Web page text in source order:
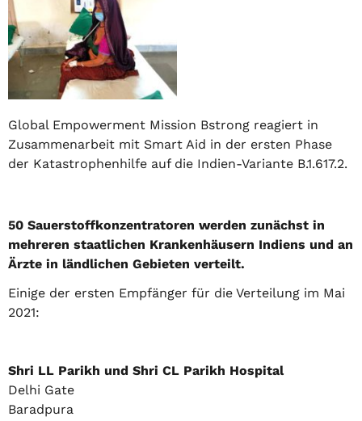
Global Empowerment Mission Bstrong reagiert in
Zusammenarbeit mit Smart Aid in der ersten Phase
der Katastrophenhilfe auf die Indien-Variante B.1.617.2.
50 Sauerstoffkonzentratoren werden zunächst in
mehreren staatlichen Krankenhäusern Indiens und an
Ärzte in ländlichen Gebieten verteilt.
Einige der ersten Empfänger für die Verteilung im Mai
2021:
Shri LL Parikh und Shri CL Parikh Hospital
Delhi Gate
Baradpura